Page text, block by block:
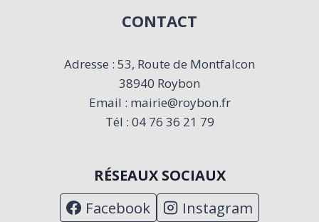
CONTACT
Adresse : 53, Route de Montfalcon
38940 Roybon
Email : mairie@roybon.fr
Tél : 04 76 36 21 79
RÉSEAUX SOCIAUX
Facebook Instagram